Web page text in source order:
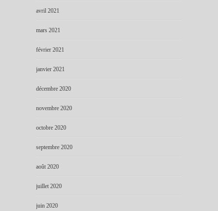
avril 2021
mars 2021
février 2021
janvier 2021
décembre 2020
novembre 2020
octobre 2020
septembre 2020
août 2020
juillet 2020
juin 2020